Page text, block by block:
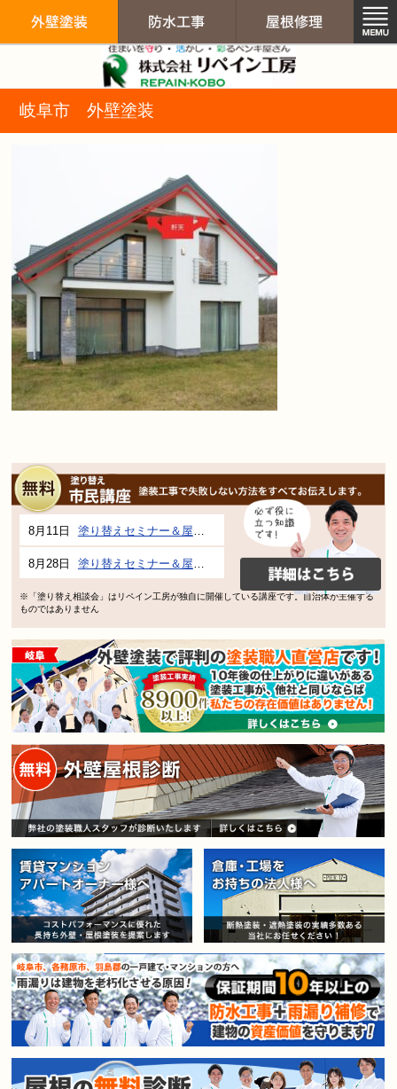
岐阜市 外壁塗装
8月11日 塗り替えセミナー＆屋根、外壁の塗り替え市民講座 inぎふメディアコスモス
8月28日 塗り替えセミナー＆屋根、外壁の塗り替え市民講座 inぎふメディアコスモス
※「塗り替え相談会」はリペイン工房が独自に開催している講座です。自治体が主催する
ものではありません
賃貸マンション・アパートオー